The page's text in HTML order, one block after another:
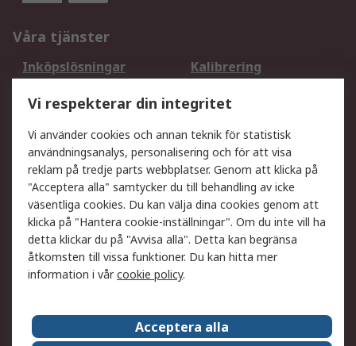
Våra tjänster
Inköpslösningar
Kalibrering
DesignSpark
Teknisk Support
Ditt lokala säljteam
Exportlösningar
Support
Få hjälp
Retur av varor
Leverans
Spåra din order
Begär en fakturakopi
Fördelar med RS-konto
Betalningsalternativ
Om RS Försäljningsvillkor
Vi respekterar din integritet
Vi använder cookies och annan teknik för statistisk
användningsanalys, personalisering och för att visa
reklam på tredje parts webbplatser. Genom att klicka på
"Acceptera alla" samtycker du till behandling av icke
väsentliga cookies. Du kan välja dina cookies genom att
klicka på "Hantera cookie-inställningar". Om du inte vill ha
detta klickar du på "Avvisa alla". Detta kan begränsa
åtkomsten till vissa funktioner. Du kan hitta mer
information i vårcookie policy.
Acceptera alla